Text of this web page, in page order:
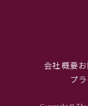
会社概要
プ